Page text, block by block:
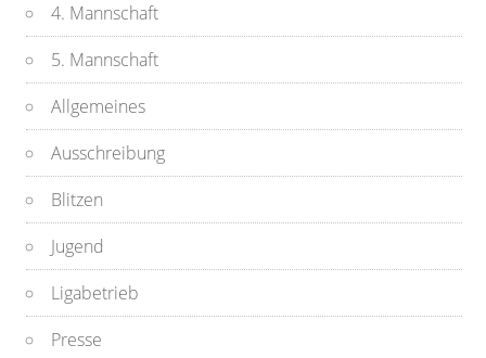
4. Mannschaft
5. Mannschaft
Allgemeines
Ausschreibung
Blitzen
Jugend
Ligabetrieb
Presse